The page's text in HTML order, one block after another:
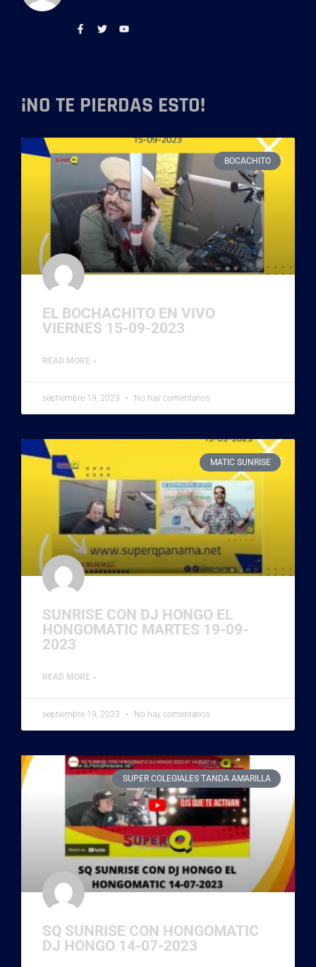
¡NO TE PIERDAS ESTO!
BOCACHITO
EL BOCHACHITO EN VIVO
VIERNES 15-09-2023
READ MORE »
septiembre 19, 2023 No hay comentarios
MATIC SUNRISE
SUNRISE CON DJ HONGO EL
HONGOMATIC MARTES 19-09-
2023
READ MORE »
septiembre 19, 2023 No hay comentarios
SUPER COLEGIALES TANDA AMARILLA
SQ SUNRISE CON HONGOMATIC
DJ HONGO 14-07-2023